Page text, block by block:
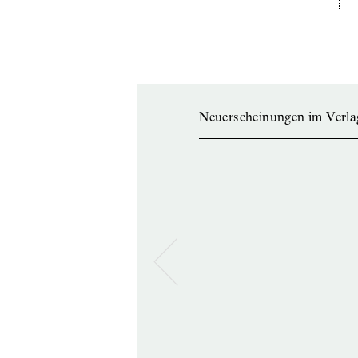
Neuerscheinungen im